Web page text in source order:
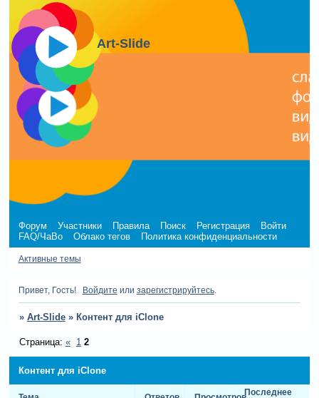
Art-Slide
Форум Участники Правила Поиск Регистрация
Войти
FAQ/ЧаВо
Облако тегов Политика конфиденциальности
Активные темы
Привет, Гость! Войдите или зарегистрируйтесь.
» Art-Slide » Контент для iClone
Контент для iClone
Страница: « 1 2
Последнее